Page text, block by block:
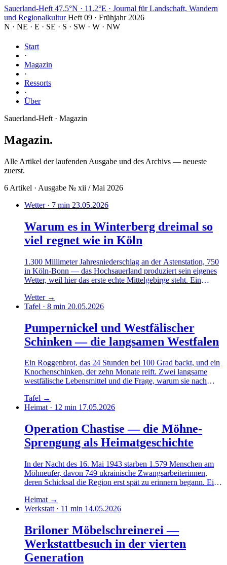
Sauerland-Heft 47.5°N · 11.2°E · Journal für Landschaft, Wandern
und Regionalkultur Heft 09 · Frühjahr 2026
N · NE · E · SE · S · SW · W · NW
Start
·
Magazin
·
Ressorts
·
Über
Sauerland-Heft · Magazin
Magazin.
Alle Artikel der laufenden Ausgabe und des Archivs — neueste
zuerst.
6 Artikel · Ausgabe № xii / Mai 2026
Wetter · 7 min 23.05.2026
Warum es in Winterberg dreimal so
viel regnet wie in Köln
1.300 Millimeter Jahresniederschlag an der Astenstation, 750
in Köln-Bonn — das Hochsauerland produziert sein eigenes
Wetter, weil hier das erste echte Mittelgebirge steht. Ein
Wetter →
Tafel · 8 min 20.05.2026
Pumpernickel und Westfälischer
Schinken — die langsamen Westfalen
Ein Roggenbrot, das 24 Stunden bei 100 Grad backt, und ein
Knochenschinken, der zehn Monate reift. Zwei langsame
westfälische Lebensmittel und die Frage, warum sie nach
Tafel →
Heimat · 12 min 17.05.2026
Operation Chastise — die Möhne-
Sprengung als Heimatgeschichte
In der Nacht des 16. Mai 1943 starben 1.579 Menschen am
Möhneufer, davon 749 ukrainische Zwangsarbeiterinnen,
deren Schicksal die Region erst spät zu erinnern begann. Eine
Heimat →
Werkstatt · 11 min 14.05.2026
Briloner Möbelschreinerei —
Werkstattbesuch in der vierten
Generation